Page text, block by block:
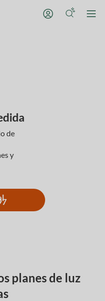
de
y
planes de luz